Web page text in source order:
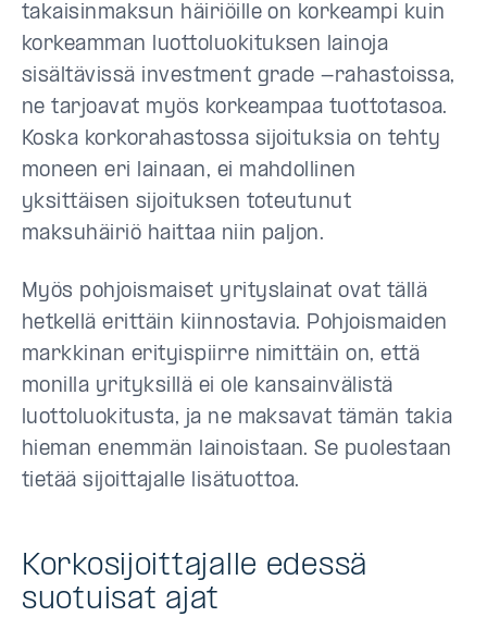
takaisinmaksun häiriöille on korkeampi kuin
korkeamman luottoluokituksen lainoja
sisältävissä investment grade -rahastoissa,
ne tarjoavat myös korkeampaa tuottotasoa.
Koska korkorahastossa sijoituksia on tehty
moneen eri lainaan, ei mahdollinen
yksittäisen sijoituksen toteutunut
maksuhäiriö haittaa niin paljon.
Myös pohjoismaiset yrityslainat ovat tällä
hetkellä erittäin kiinnostavia. Pohjoismaiden
markkinan erityispiirre nimittäin on, että
monilla yrityksillä ei ole kansainvälistä
luottoluokitusta, ja ne maksavat tämän takia
hieman enemmän lainoistaan. Se puolestaan
tietää sijoittajalle lisätuottoa.
Korkosijoittajalle edessä
suotuisat ajat